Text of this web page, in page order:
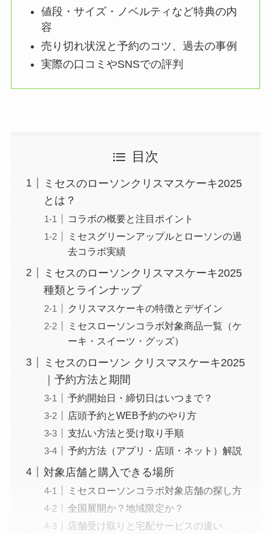
値段・サイズ・ノベルティなど特典の内
容
売り切れ状況と予約のコツ、過去の事例
実際の口コミやSNSでの評判
目次
ミセスのローソンクリスマスケーキ2025
とは？
コラボの概要と注目ポイント
ミセスグリーンアップルとローソンの過
去コラボ実績
ミセスのローソンクリスマスケーキ2025
種類とラインナップ
クリスマスケーキの特徴とデザイン
ミセスローソンコラボ対象商品一覧（ケ
ーキ・スイーツ・グッズ）
ミセスのローソン クリスマスケーキ2025
｜予約方法と期間
予約開始日・締切日はいつまで？
店頭予約とWEB予約のやり方
支払い方法と受け取り手順
予約方法（アプリ・店頭・ネット）解説
対象店舗と購入できる場所
ミセスローソンコラボ対象店舗の探し方
全国展開か？地域限定か？
店舗受け取りと宅配サービスの違い